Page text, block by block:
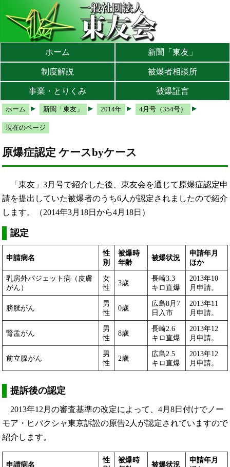
メインメニューへ
サブメニューへ
現在地ナビ（パンくずリスト）へ
ホーム 新聞「東友」
制度解説 被爆者相談所
事業・とりくみ 被爆証言
ホーム 新聞「東友」 2014年 4月号（354号）
現在のページ
原爆症認定 ケースbyケース
「東友」3月号で紹介した後、東友会を通じて原爆症認定申
請を提出していた被爆者のうち6人が認定されましたので紹介
します。（2014年3月18日から4月18日）
認定
申請病名
性
別
被爆時
年齢
被爆状況
申請年月
ほか
乳房外パジェット病（皮膚
がん）
女
性
3歳
長崎3.3
キロ直爆
2013年10
月申請。
膀胱がん
男
性
0歳
広島8月7
日入市
2013年11
月申請。
腎盂がん
男
性
8歳
長崎2.6
キロ直爆
2013年12
月申請。
前立腺がん
男
性
2歳
広島2.5
キロ直爆
2013年12
月申請。
提訴後の認定
2013年12月の審査基準の改定によって、4月8日付けでノー
モア・ヒバクシャ東京訴訟の原告2人が認定されていますので
紹介します。
申請病名
性
被爆時
被爆状況
申請年月